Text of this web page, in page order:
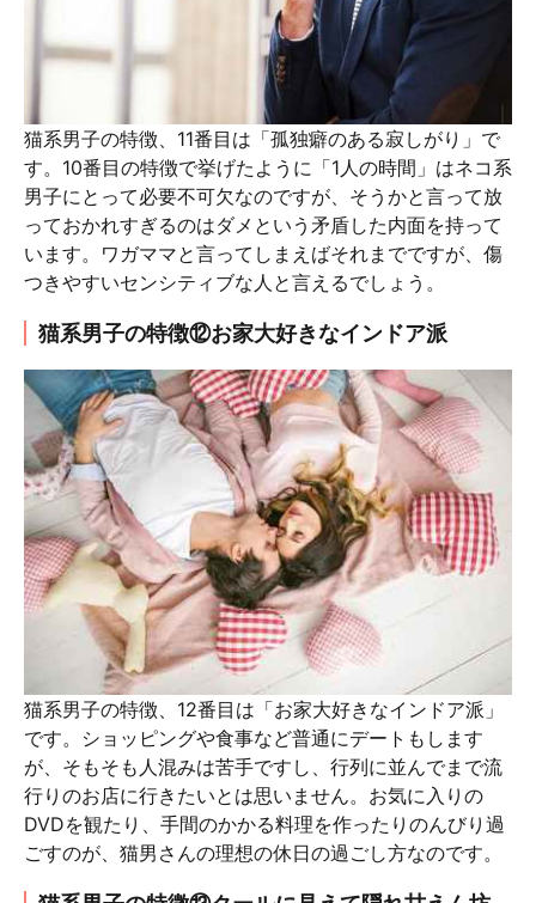
猫系男子の特徴、11番目は「孤独癖のある寂しがり」で
す。10番目の特徴で挙げたように「1人の時間」はネコ系
男子にとって必要不可欠なのですが、そうかと言って放
っておかれすぎるのはダメという矛盾した内面を持って
います。ワガママと言ってしまえばそれまでですが、傷
つきやすいセンシティブな人と言えるでしょう。
猫系男子の特徴⑫お家大好きなインドア派
猫系男子の特徴、12番目は「お家大好きなインドア派」
です。ショッピングや食事など普通にデートもします
が、そもそも人混みは苦手ですし、行列に並んでまで流
行りのお店に行きたいとは思いません。お気に入りの
DVDを観たり、手間のかかる料理を作ったりのんびり過
ごすのが、猫男さんの理想の休日の過ごし方なのです。